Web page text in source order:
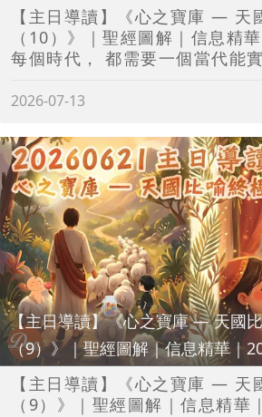
https://www.ziondaily.com/
✨✨🔎這裡也能找到我🔍✨✨ 【Deepro
http://
https://www.facebook.com/
Production-
Instagram】
https://
#Deepro #跟進行列導讀 #聖
#精華短片
【主日導讀】《心之寶庫 — 天
（10）》｜聖經圖解｜信息精
每個時代， 都需要一個當代能
轉化為當代可以理解、跟隨和
牧師以一生的經歷， 活出屬於
本—— 以神的品格， 將現實煉
造出神喜悅的心之寶庫。 齊來重溫信息， 在神的
時代季節中迅速回應， 效法受
化！ #聖經圖解 #信息精華 #聖經漫畫 #聖經卡
通片粵語
🔉每星期準時上載新影片🎬 🤗
經真理📖 現在就訂閱我吧！
https://www.youtube.com/
💾《心之寶庫 — 天國比喻終極
整信息下載連結💾
2026-07-13
【主日導讀】《心之寶庫 — 天國
（9）》｜聖經圖解｜信息精華｜
【主日導讀】《心之寶庫 — 天
（9）》｜聖經圖解｜信息精華